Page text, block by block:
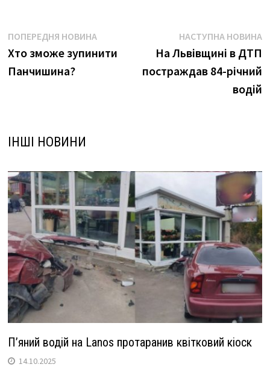
Навігація
записів
ПОПЕРЕДНЯ НОВИНАПопередня
новина:
Хто зможе зупинити
Панчишина?
НАСТУПНА НОВИНА
На Львівщині в ДТП
постраждав 84-річний
водій
ІНШІ НОВИНИ
П’яний водій на Lanos протаранив квітковий кіоск
14.10.2025